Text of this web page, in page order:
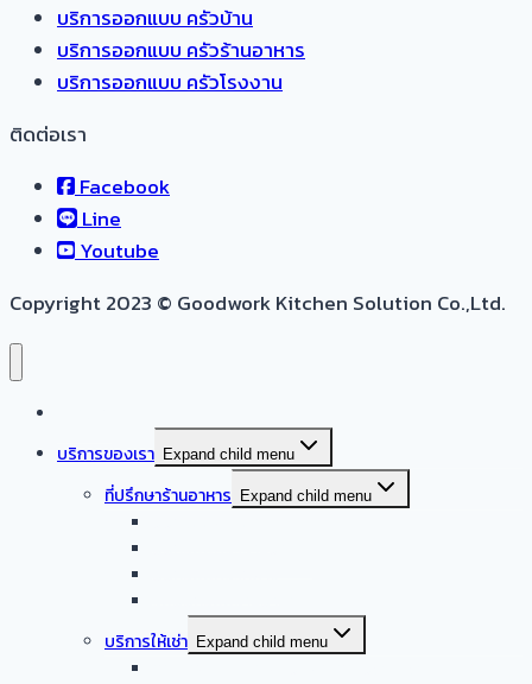
บริการออกแบบ ครัวบ้าน
บริการออกแบบ ครัวร้านอาหาร
บริการออกแบบ ครัวโรงงาน
ติดต่อเรา
Facebook
Line
Youtube
Copyright 2023 © Goodwork Kitchen Solution Co.,Ltd.
บริการของเรา Expand child menu
ที่ปรึกษาร้านอาหาร Expand child menu
บริการให้เช่า Expand child menu